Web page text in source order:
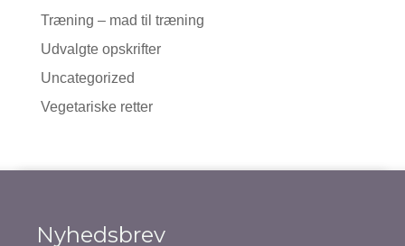
Træning – mad til træning
Udvalgte opskrifter
Uncategorized
Vegetariske retter
Nyhedsbrev